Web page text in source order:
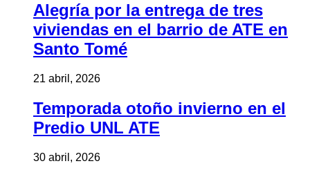
Alegría por la entrega de tres
viviendas en el barrio de ATE en
Santo Tomé
21 abril, 2026
Temporada otoño invierno en el
Predio UNL ATE
30 abril, 2026